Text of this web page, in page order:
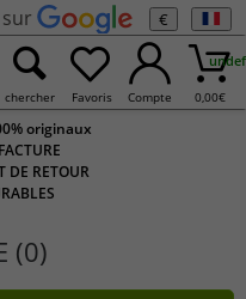
€
chercher Favoris Compte 0,00€
originaux
DE RETOUR
(0)